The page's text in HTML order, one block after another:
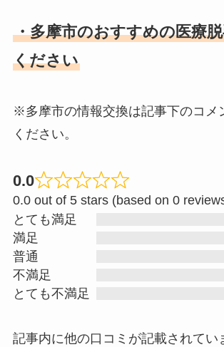
・多摩市のおすすめの医療
ください
※多摩市の情報交換は記事下のコメ
ください。
0.0
R
0
0.0 out of 5 stars (based on 0
とても満足
満足
普通
不満足
とても不満足
記事内に他の口コミが記載されてい